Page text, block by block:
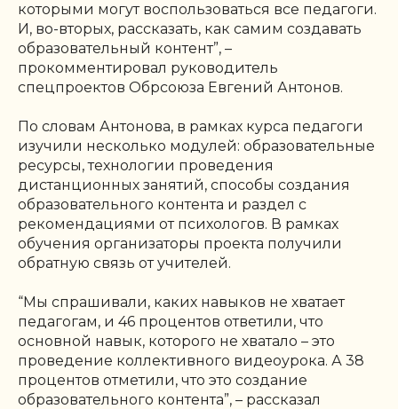
которыми могут воспользоваться все педагоги.
И, во-вторых, рассказать, как самим создавать
образовательный контент”, –
прокомментировал руководитель
спецпроектов Обрсоюза Евгений Антонов.
По словам Антонова, в рамках курса педагоги
изучили несколько модулей: образовательные
ресурсы, технологии проведения
дистанционных занятий, способы создания
образовательного контента и раздел с
рекомендациями от психологов. В рамках
обучения организаторы проекта получили
обратную связь от учителей.
“Мы спрашивали, каких навыков не хватает
педагогам, и 46 процентов ответили, что
основной навык, которого не хватало – это
проведение коллективного видеоурока. А 38
процентов отметили, что это создание
образовательного контента”, – рассказал